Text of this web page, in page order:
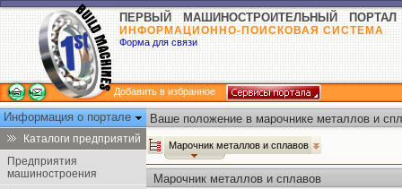
ПЕРВЫЙ МАШИНОСТРОИТЕЛЬНЫЙ ПОРТАЛ
ИНФОРМАЦИОННО-ПОИСКОВАЯ СИСТЕМА
Форма для связи
Добавить в избранное
Информация о портале
Каталоги предприятий
Предприятия
машиностроения
Ваше положение в марочнике металлов и
Марочник металлов и сплавов
Марочник металлов и сплавов